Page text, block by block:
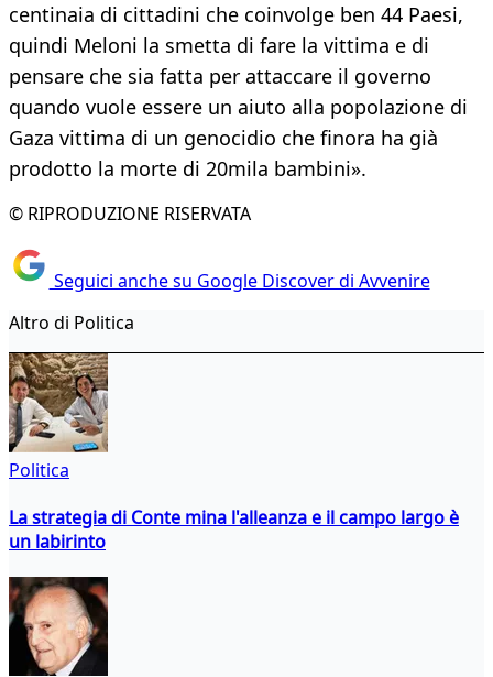
centinaia di cittadini che coinvolge ben 44 Paesi,
quindi Meloni la smetta di fare la vittima e di
pensare che sia fatta per attaccare il governo
quando vuole essere un aiuto alla popolazione di
Gaza vittima di un genocidio che finora ha già
prodotto la morte di 20mila bambini».
© RIPRODUZIONE RISERVATA
Seguici anche su Google Discover di Avvenire
Altro di Politica
Politica
La strategia di Conte mina l'alleanza e il campo largo è
un labirinto